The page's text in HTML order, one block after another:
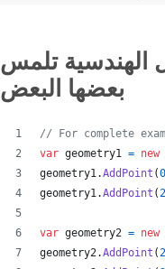
الهندسية تلمس
بعضها البعض
// For complete
var geometry1 = new
geometry1.AddPoint (0
geometry1.AddPoint (2
var geometry2 = new
geometry2.AddPoint (2